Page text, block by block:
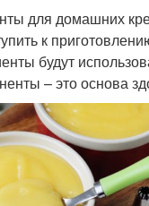
для домашних
к
будут
– это основа